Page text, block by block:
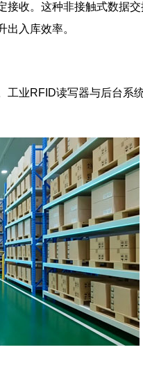
收。这种非接触式数据交
入库效率。
业RFID读写器与后台系